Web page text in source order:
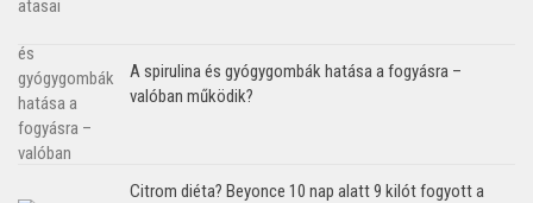
A spirulina és gyógygombák hatása a fogyásra –
valóban működik?
Citrom diéta? Beyonce 10 nap alatt 9 kilót fogyott a